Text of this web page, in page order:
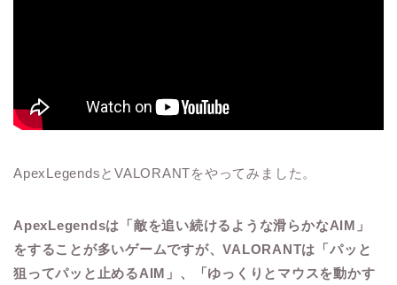
ApexLegendsとVALORANTをやってみました。
ApexLegendsは「敵を追い続けるような滑らかなAIM」
をすることが多いゲームですが、VALORANTは「パッと
狙ってパッと止めるAIM」、「ゆっくりとマウスを動かす